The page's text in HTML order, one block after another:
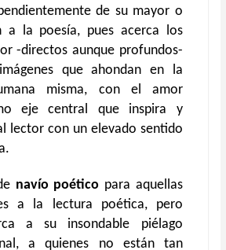
de su mayor o
a la poesía, pues acerca los
-directos aunque profundos-
que ahondan en la
misma, con el amor
eje central que inspira y
lector con un elevado sentido
navío poético para aquellas
a la lectura poética, pero
a su insondable piélago
a quienes no están tan